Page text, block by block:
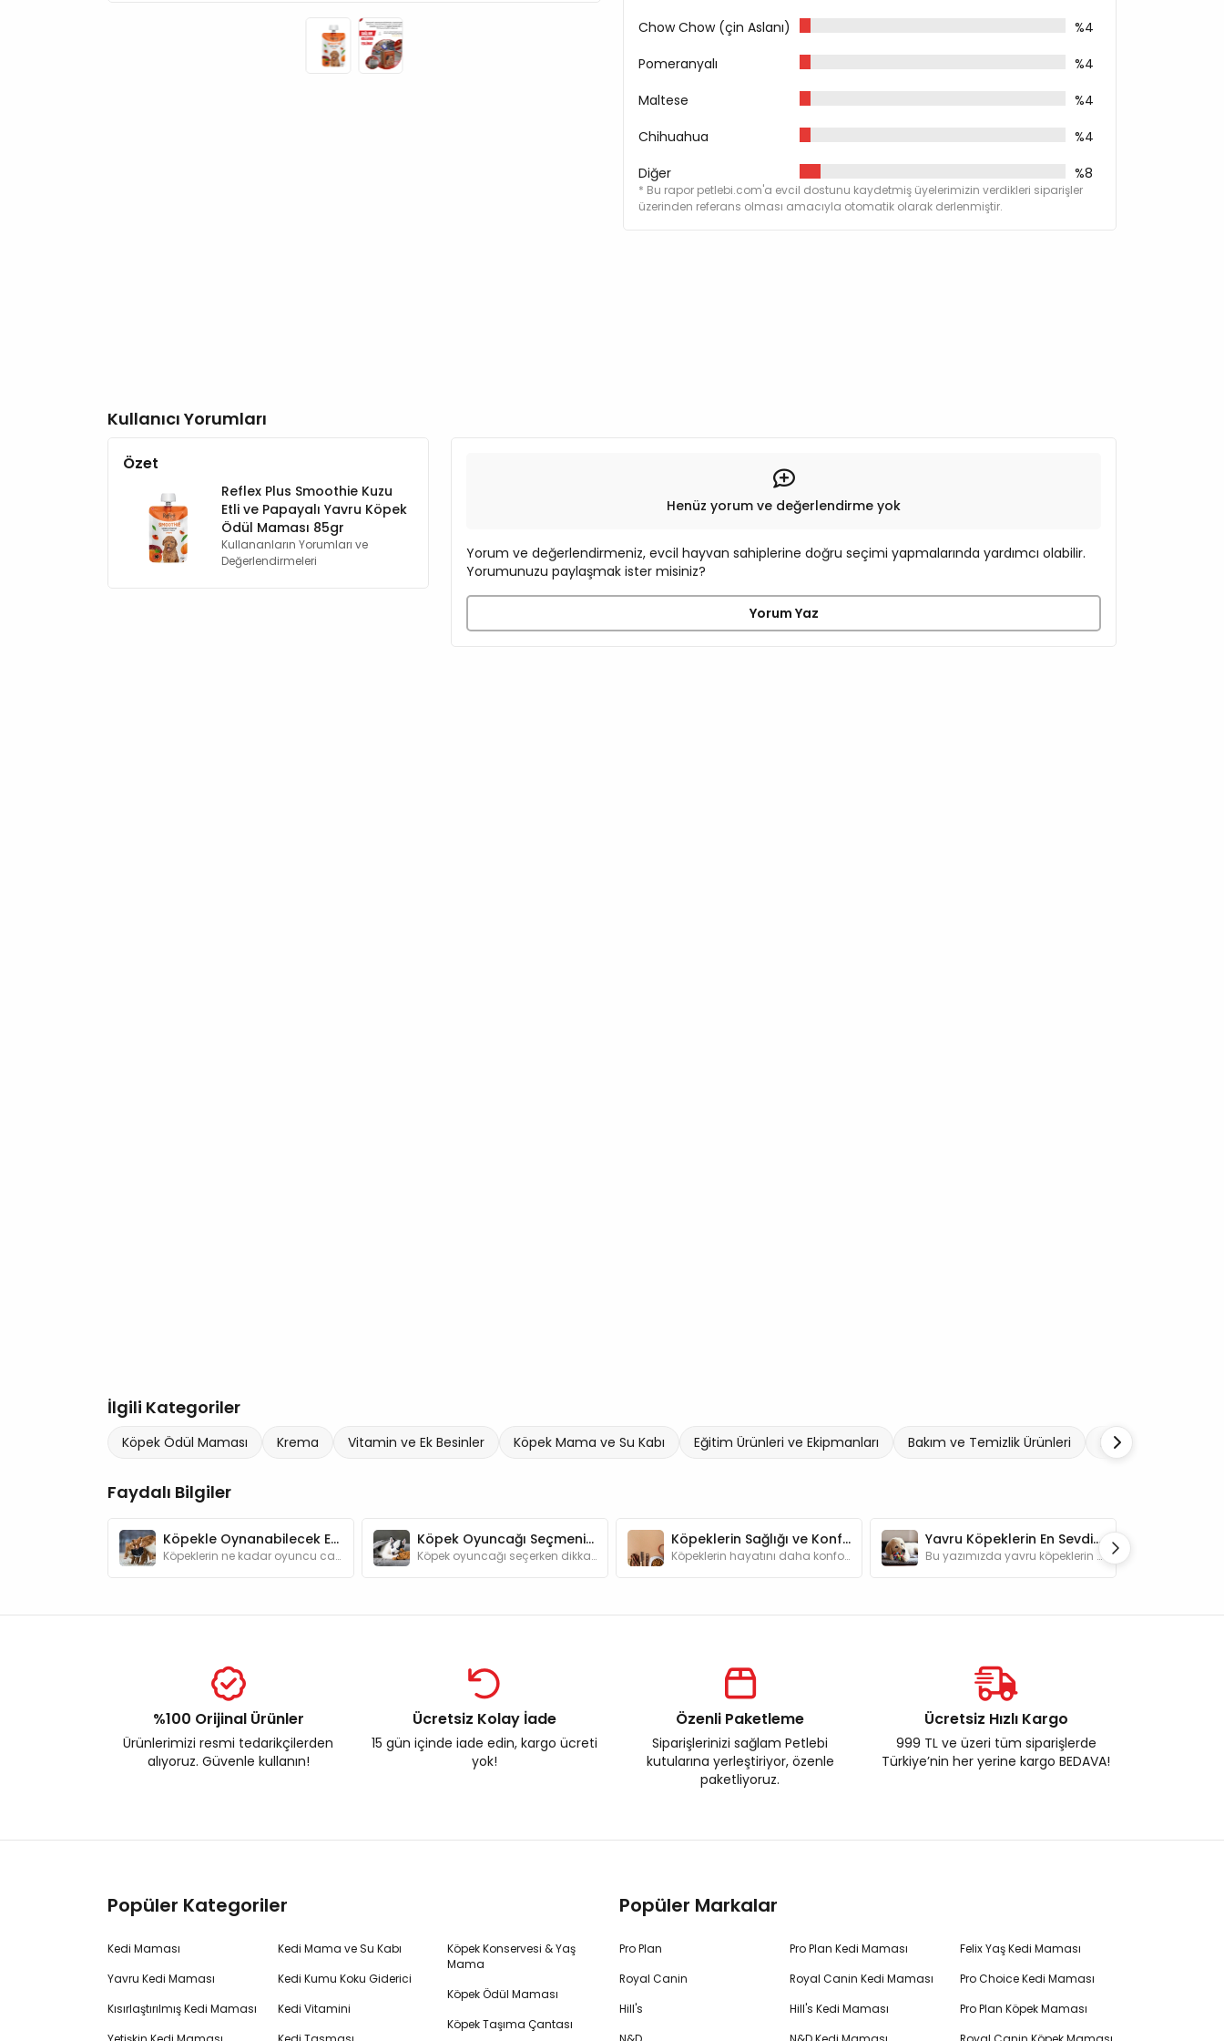
Lif %0,1
A Vitamini
Kalsiyum-D-Pantotenat
Tiamin Mononitrat
Chow Chow (çin Aslanı)
%4
Pomeranyalı
%4
Maltese
%4
Chihuahua
%4
Diğer
%8
* Bu rapor petlebi.com'a evcil dostunu kaydetmiş üyelerimizin verdikleri siparişler
üzerinden referans olması amacıyla otomatik olarak derlenmiştir.
Kullanıcı Yorumları
Özet
Reflex Plus Smoothie Kuzu
Etli ve Papayalı Yavru Köpek
Ödül Maması 85gr
Kullananların Yorumları ve
Değerlendirmeleri
Henüz yorum ve değerlendirme yok
Yorum ve değerlendirmeniz, evcil hayvan sahiplerine doğru seçimi yapmalarında yardımcı olabilir.
Yorumunuzu paylaşmak ister misiniz?
Yorum Yaz
İlgili Kategoriler
Köpek Ödül Maması Krema Vitamin ve Ek Besinler Köpek Mama ve Su Kabı Eğitim Ürünleri ve Ekipmanları Bakım ve Temizlik Ürünleri Köpek Tarağı ve
Faydalı Bilgiler
Köpekle Oynanabilecek Eğlenceli Oyunlar
Köpeklerin ne kadar oyuncu canlılar olduğunu anlatmamıza gerek var mı? Oyunlar hem köpeğinizin zeka gelişimine katkı sağlar hem de onu mutlu eder.
Köpek Oyuncağı Seçmenin Püf Noktaları
Köpek oyuncağı seçerken dikkat edilmesi gerekenler yazımızda.
Köpeklerin Sağlığı ve Konforu için En Gerekli Ürünler
Köpeklerin hayatını daha konforlu ve güzel kılmaya yardımcı olan ürünler hakkında detaylı bilgileri bu yazımızda bulabilirsiniz.
Yavru Köpeklerin En Sevdiği Oyun Yöntemleri
Bu yazımızda yavru köpeklerin severek oynayacağı oyunlar hakkında bilgi alabilirsiniz
%100 Orijinal Ürünler
Ürünlerimizi resmi tedarikçilerden
alıyoruz. Güvenle kullanın!
Ücretsiz Kolay İade
15 gün içinde iade edin, kargo ücreti
yok!
Özenli Paketleme
Siparişlerinizi sağlam Petlebi
kutularına yerleştiriyor, özenle
paketliyoruz.
Ücretsiz Hızlı Kargo
999 TL ve üzeri tüm siparişlerde
Türkiye’nin her yerine kargo BEDAVA!
Popüler Kategoriler
Kedi Maması
Yavru Kedi Maması
Kısırlaştırılmış Kedi Maması
Kedi Mama ve Su Kabı
Kedi Kumu Koku Giderici
Kedi Vitamini
Köpek Konservesi & Yaş
Mama
Köpek Ödül Maması
Köpek Taşıma Çantası
Popüler Markalar
Pro Plan
Royal Canin
Hill's
Pro Plan Kedi Maması
Royal Canin Kedi Maması
Hill's Kedi Maması
Felix Yaş Kedi Maması
Pro Choice Kedi Maması
Pro Plan Köpek Maması